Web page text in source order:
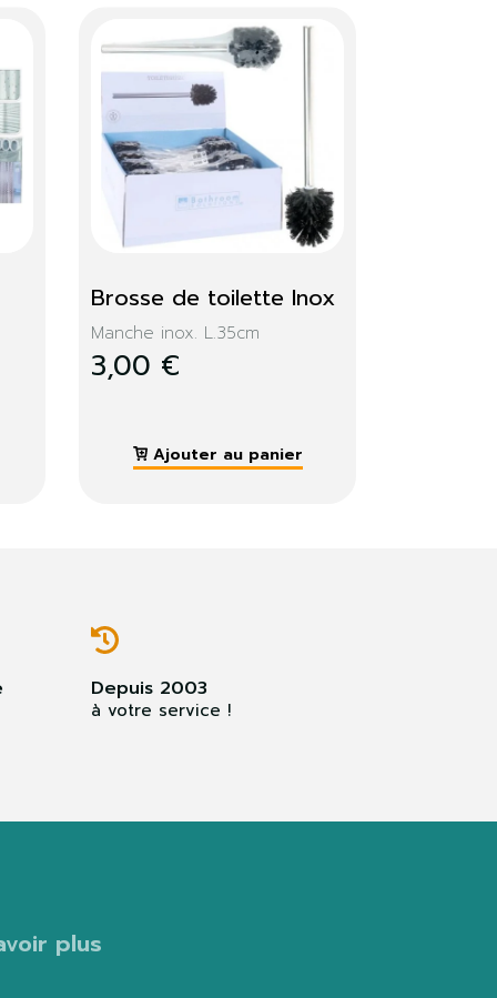
Brosse de toilette Inox
Manche inox. L.35cm
3,00 €
Ajouter au panier
Depuis 2003
à votre service !
plus